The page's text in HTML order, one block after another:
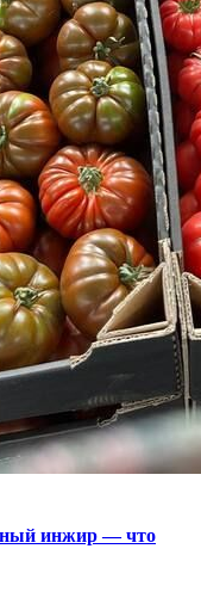
инжир — что